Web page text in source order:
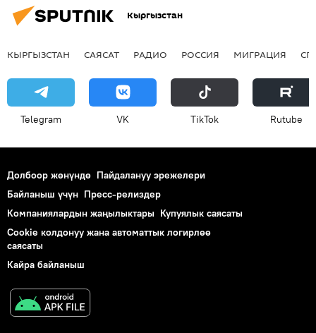
Кыргызстан
КЫРГЫЗСТАН САЯСАТ РАДИО РОССИЯ МИГРАЦИЯ
Telegram VK ТikТоk Rutube
Долбоор жөнүндө Пайдалануу эрежелери
Байланыш үчүн Пресс-релиздер
Компаниялардын жаңылыктары Купуялык саясаты
Cookie колдонуу жана автоматтык логирлөө
саясаты
Кайра байланыш